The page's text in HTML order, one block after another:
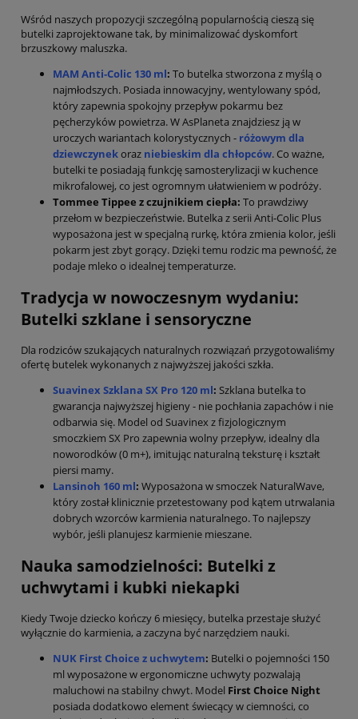
Wśród naszych propozycji szczególną popularnością cieszą się
butelki zaprojektowane tak, by minimalizować dyskomfort
brzuszkowy maluszka.
MAM Anti-Colic 130 ml: To butelka stworzona z myślą o
najmłodszych. Posiada innowacyjny, wentylowany spód,
który zapewnia spokojny przepływ pokarmu bez
pęcherzyków powietrza. W AsPlaneta znajdziesz ją w
uroczych wariantach kolorystycznych - różowym dla
dziewczynekoraz niebieskim dla chłopców. Co ważne,
butelki te posiadają funkcję samosterylizacji w kuchence
mikrofalowej, co jest ogromnym ułatwieniem w podróży.
Tommee Tippee z czujnikiem ciepła: To prawdziwy
przełom w bezpieczeństwie. Butelka z serii Anti-Colic Plus
wyposażona jest w specjalną rurkę, która zmienia kolor, jeśli
pokarm jest zbyt gorący. Dzięki temu rodzic ma pewność, że
podaje mleko o idealnej temperaturze.
Tradycja w nowoczesnym wydaniu:
Butelki szklane i sensoryczne
Dla rodziców szukających naturalnych rozwiązań przygotowaliśmy
ofertę butelek wykonanych z najwyższej jakości szkła.
Suavinex Szklana SX Pro 120 ml: Szklana butelka to
gwarancja najwyższej higieny - nie pochłania zapachów i nie
odbarwia się. Model od Suavinex z fizjologicznym
smoczkiem SX Pro zapewnia wolny przepływ, idealny dla
noworodków (0 m+), imitując naturalną teksturę i kształt
piersi mamy.
Lansinoh 160 ml: Wyposażona w smoczek NaturalWave,
który został klinicznie przetestowany pod kątem utrwalania
dobrych wzorców karmienia naturalnego. To najlepszy
wybór, jeśli planujesz karmienie mieszane.
Nauka samodzielności: Butelki z
uchwytami i kubki niekapki
Kiedy Twoje dziecko kończy 6 miesięcy, butelka przestaje służyć
wyłącznie do karmienia, a zaczyna być narzędziem nauki.
NUK First Choice z uchwytem: Butelki o pojemności 150
ml wyposażone w ergonomiczne uchwyty pozwalają
maluchowi na stabilny chwyt. Model First Choice Night
posiada dodatkowo element świecący w ciemności, co